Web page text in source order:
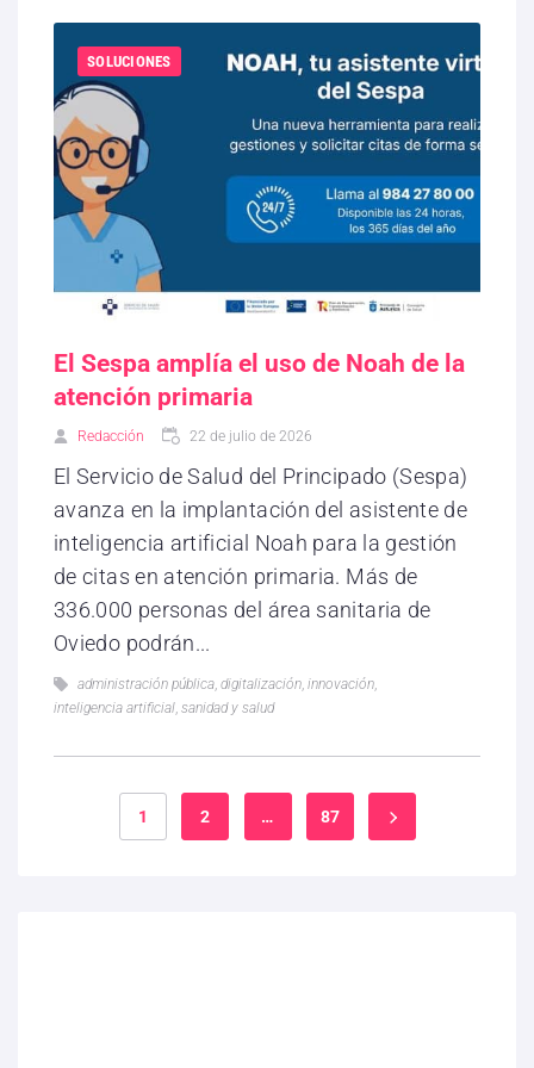
SOLUCIONES
El Sespa amplía el uso de Noah de la
atención primaria
Redacción 22 de julio de 2026
El Servicio de Salud del Principado (Sespa)
avanza en la implantación del asistente de
inteligencia artificial Noah para la gestión
de citas en atención primaria. Más de
336.000 personas del área sanitaria de
Oviedo podrán...
administración pública, digitalización, innovación,
inteligencia artificial, sanidad y salud
1 2 … 87